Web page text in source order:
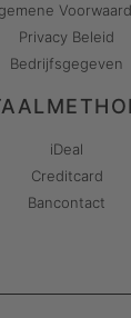
Privacy Beleid
Bedrijfsgegeven
iDeal
Creditcard
Bancontact